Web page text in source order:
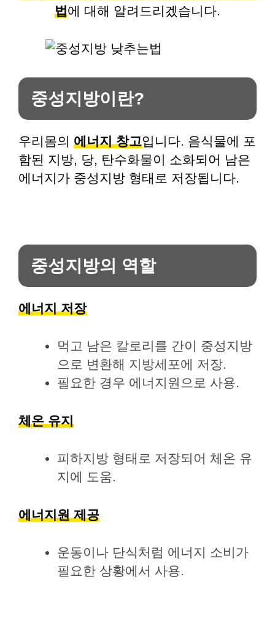
법에 대해 알려드리겠습니다.
중성지방이란?
우리몸의 에너지 창고입니다. 음식물에 포
함된 지방, 당, 탄수화물이 소화되어 남은
에너지가 중성지방 형태로 저장됩니다.
중성지방의 역할
에너지 저장
먹고 남은 칼로리를 간이 중성지방
으로 변환해 지방세포에 저장.
필요한 경우 에너지원으로 사용.
체온 유지
피하지방 형태로 저장되어 체온 유
지에 도움.
에너지원 제공
운동이나 단식처럼 에너지 소비가
필요한 상황에서 사용.